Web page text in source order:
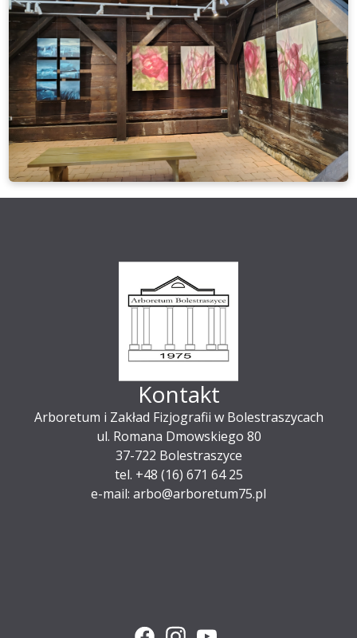
Kontakt
Arboretum i Zakład Fizjografii w Bolestraszycach
ul. Romana Dmowskiego 80
37-722 Bolestraszyce
tel. +48 (16) 671 64 25
e-mail: arbo@arboretum75.pl